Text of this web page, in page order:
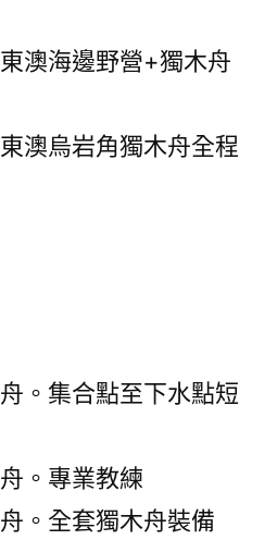
澳海邊野營+獨木舟
澳烏岩角獨木舟全程
。集合點至下水點短
。專業教練
。全套獨木舟裝備